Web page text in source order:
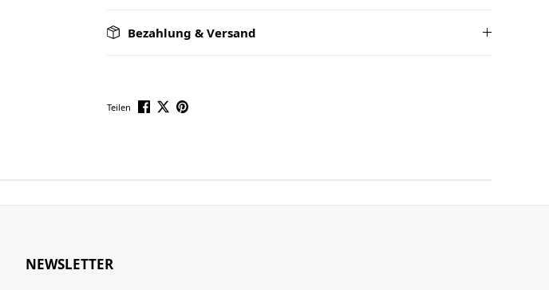
Bezahlung & Versand
Teilen
NEWSLETTER